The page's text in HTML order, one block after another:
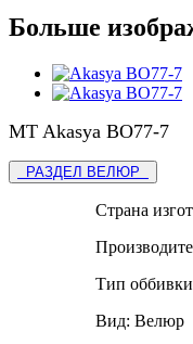
Больше
MT Akasya ВО77-7
РАЗДЕЛ ВЕЛЮР
Страна
Тип
Вид: Велюр